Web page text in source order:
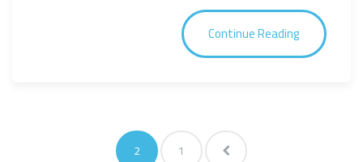
Continue Reading
1
2